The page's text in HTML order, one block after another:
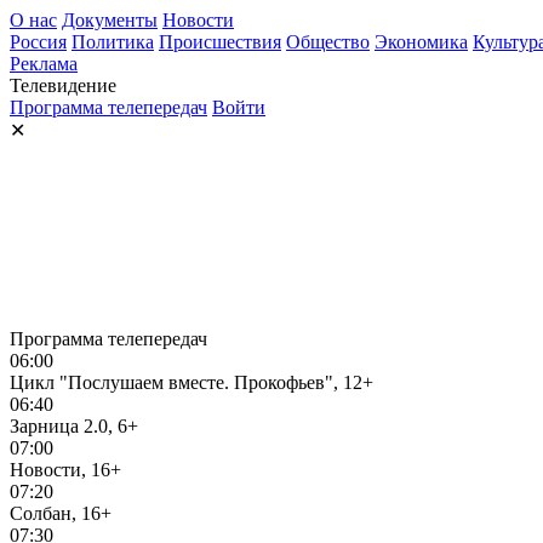
О нас Документы Новости
Россия Политика Происшествия Общество Экономика
Реклама
Телевидение
Программа телепередач Войти
✕
Программа телепередач
06:00
Цикл "Послушаем вместе. Прокофьев", 12+
06:40
Зарница 2.0, 6+
07:00
Новости, 16+
07:20
Солбан, 16+
07:30